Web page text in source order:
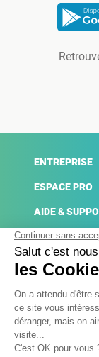
ENTREPRISE
ESPACE PRO
AIDE &
ACTUALITÉS